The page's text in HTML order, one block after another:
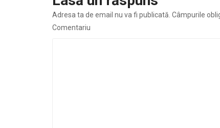
articole
Adresa ta de email nu va fi publicată. Câmpurile
Comentariu